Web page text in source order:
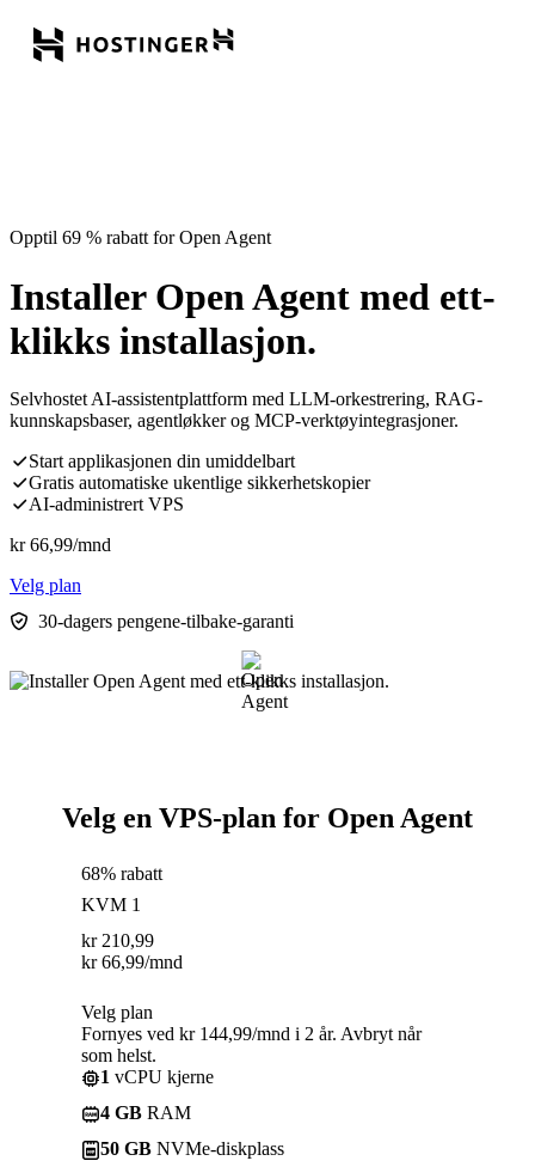
Opptil 69 % rabatt for Open Agent
Installer Open Agent med ett-
klikks installasjon.
Selvhostet AI-assistentplattform med LLM-orkestrering, RAG-
kunnskapsbaser, agentløkker og MCP-verktøyintegrasjoner.
Start applikasjonen din umiddelbart
Gratis automatiske ukentlige sikkerhetskopier
AI-administrert VPS
kr 66,99/mnd
Velg plan
30-dagers pengene-tilbake-garanti
Velg en VPS-plan for Open Agent
68% rabatt
KVM 1
kr 210,99
kr 66,99/mnd
Velg plan
Fornyes ved kr 144,99/mnd i 2 år. Avbryt når
som helst.
1 vCPU kjerne
4 GB RAM
50 GB NVMe-diskplass